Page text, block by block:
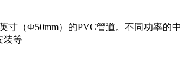
寸（Ф50mm）的PVC管道。不同功率的中
装等